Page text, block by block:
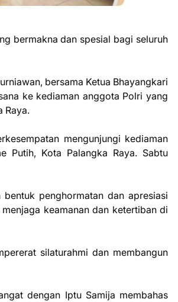
bermakna dan spesial bagi seluruh
bersama Ketua Bhayangkari
ke kediaman anggota Polri yang
Raya.
mengunjungi kediaman
Putih, Kota Palangka Raya. Sabtu
penghormatan dan apresiasi
keamanan dan ketertiban di
silaturahmi dan membangun
dengan Iptu Samija membahas